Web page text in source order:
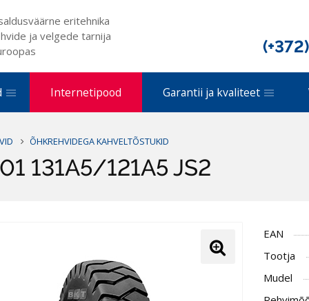
eritehnika
ja velgede tarnija
Internetipood Garantii ja kvaliteet
ÕHKREHVIDEGA KAHVELTÕSTUKID
131A5/121A5 JS2
EAN
Tootja
Mudel